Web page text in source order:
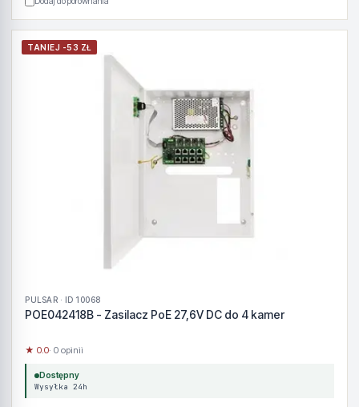
TANIEJ -53 ZŁ
PULSAR · ID 10068
POE042418B - Zasilacz PoE 27,6V DC do 4 kamer
★ 0.0· 0 opinii
Dostępny
Wysyłka 24h